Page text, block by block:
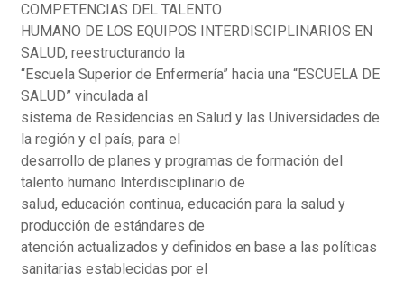
COMPETENCIAS DEL TALENTO
HUMANO DE LOS EQUIPOS INTERDISCIPLINARIOS EN
SALUD, reestructurando la
“Escuela Superior de Enfermería” hacia una “ESCUELA DE
SALUD” vinculada al
sistema de Residencias en Salud y las Universidades de
la región y el país, para el
desarrollo de planes y programas de formación del
talento humano Interdisciplinario de
salud, educación continua, educación para la salud y
producción de estándares de
atención actualizados y definidos en base a las políticas
sanitarias establecidas por el